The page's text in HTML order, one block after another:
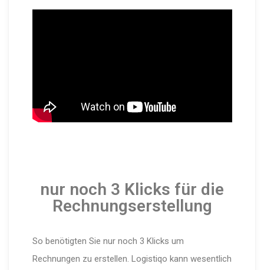
nur noch 3 Klicks für die
Rechnungserstellung
So benötigten Sie nur noch 3 Klicks um
Rechnungen zu erstellen. Logistiqo kann wesentlich